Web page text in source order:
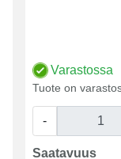
Varastossa
Tuote on
-
Saatavuus